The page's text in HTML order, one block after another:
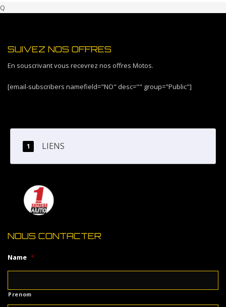
Q
SUIVEZ NOS OFFRES
En souscrivant vous recevrez nos offres Motos.
[email-subscribers namefield="NO" desc="" group="Public"]
LIENS
NOUS CONTACTER
Name *
Prenom